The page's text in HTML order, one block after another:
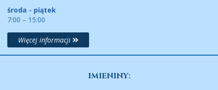
środa - piątek
7:00 – 15:00
Więcej informacji
IMIENINY: